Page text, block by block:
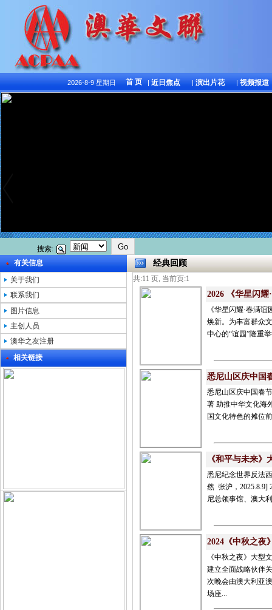
2026-8-9 星期日 首 页 |近日焦点 |演出片花 |视频报道
搜索:
有关信息
经典回顾
关于我们
联系我们
图片信息
主创人员
澳华之友注册
相关链接
共:11 页, 当前页:1
2026 《华星闪耀
《华星闪耀·春满
焕新。为丰富群众
中心的“谊园”隆重
悉尼山区庆中国
悉尼山区庆中国春
著 助推中华文化海
国文化特色的摊位
《和平与未来》
悉尼纪念世界反法
然 张沪，2025.8.9]
尼总领事馆、澳大
2024《中秋之夜
《中秋之夜》大型
建立全面战略伙伴
次晚会由澳大利亚
场座...